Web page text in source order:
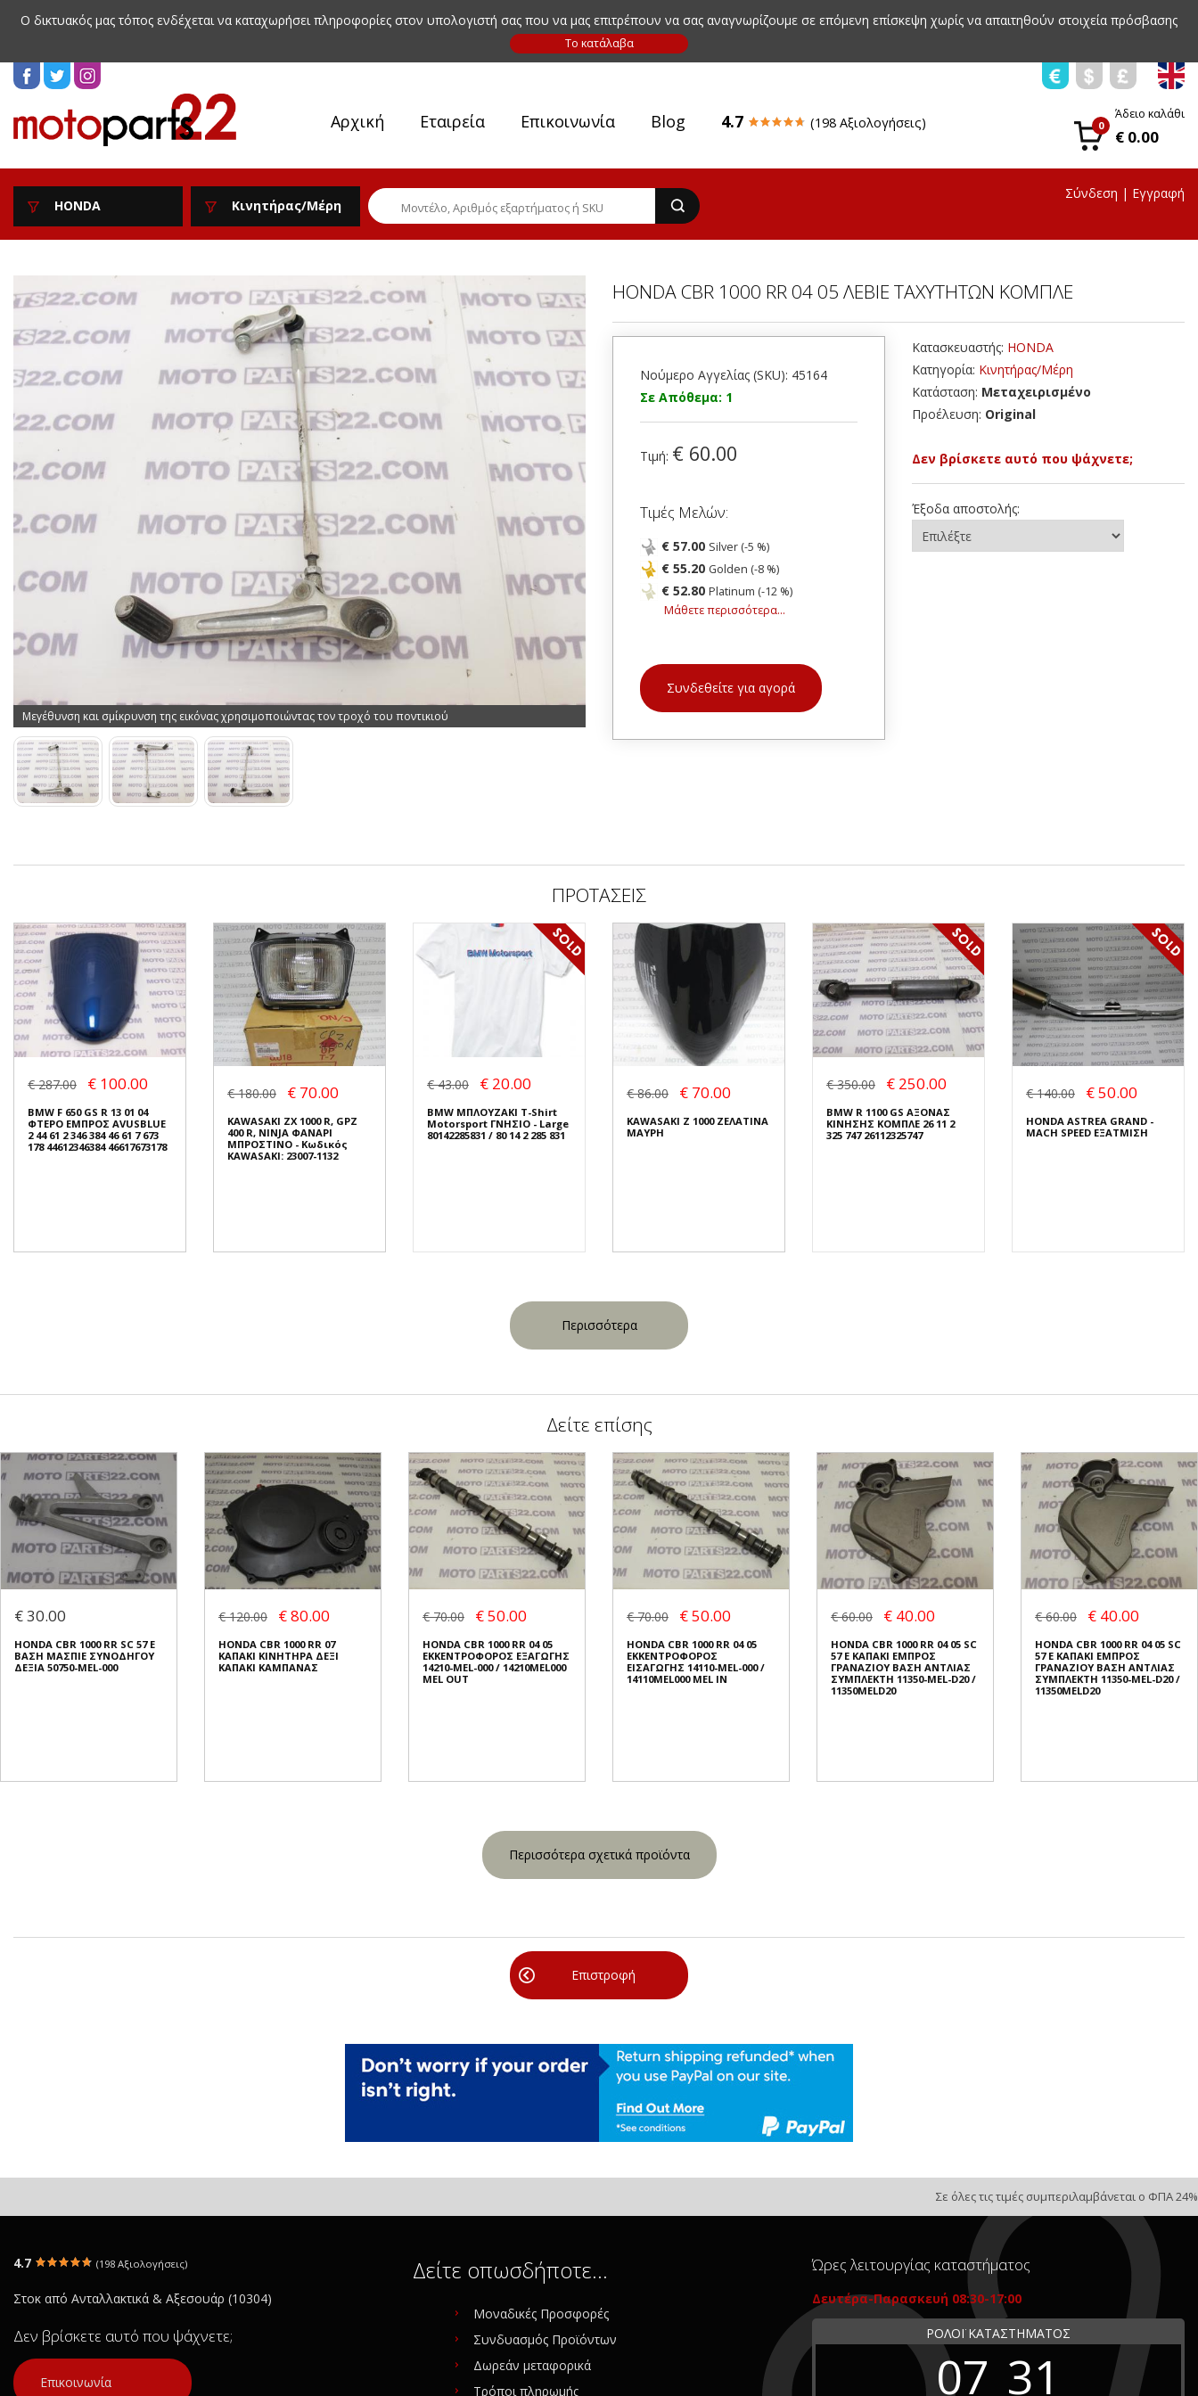
Ο δικτυακός μας τόπος ενδέχεται να καταχωρήσει πληροφορίες στον υπολογιστή σας που να μας επιτρέπουν να σας αναγνωρίζουμε σε επόμενη επίσκεψη χωρίς να απαιτηθούν στοιχεία πρόσβασης
Αρχική Εταιρεία Επικοινωνία Blog 4.7 (198 Αξιολογήσεις) 0
Άδειο καλάθι
€ 0.00
HONDA Κινητήρας/Μέρη
Σύνδεση | Εγγραφή
Μεγέθυνση και σμίκρυνση της εικόνας χρησιμοποιώντας τον τροχό του ποντικιού
HONDA CBR 1000 RR 04 05 ΛΕΒΙΕ ΤΑΧΥΤΗΤΩΝ ΚΟΜΠΛΕ
Νούμερο Αγγελίας (SKU): 45164
Σε Απόθεμα: 1
Τιμή: € 60.00
Τιμές Μελών:
€ 57.00 Silver (-5 %)
€ 55.20 Golden (-8 %)
€ 52.80 Platinum (-12 %)
Μάθετε περισσότερα...
Συνδεθείτε για αγορά
Κατασκευαστής: HONDA
Κατηγορία: Κινητήρας/Μέρη
Κατάσταση: Μεταχειρισμένο
Προέλευση: Original
Δεν βρίσκετε αυτό που ψάχνετε;
Έξοδα αποστολής:
ΠΡΟΤΑΣΕΙΣ
€ 287.00 € 100.00
BMW F 650 GS R 13 01 04
ΦΤΕΡΟ ΕΜΠΡΟΣ AVUSBLUE
2 44 61 2 346 384 46 61 7 673
178 44612346384 46617673178
€ 180.00 € 70.00
KAWASAKI ZX 1000 R, GPZ
400 R, NINJA ΦΑΝΑΡΙ
ΜΠΡΟΣΤΙΝΟ - Κωδικός
KAWASAKI: 23007-1132
€ 43.00 € 20.00
BMW ΜΠΛΟΥΖΑΚΙ T-Shirt
Motorsport ΓΝΗΣΙΟ - Large
80142285831 / 80 14 2 285 831
€ 86.00 € 70.00
KAWASAKI Z 1000 ΖΕΛΑΤΙΝΑ
ΜΑΥΡΗ
€ 350.00 € 250.00
BMW R 1100 GS ΑΞΟΝΑΣ
ΚΙΝΗΣΗΣ ΚΟΜΠΛΕ 26 11 2
325 747 26112325747
€ 140.00 € 50.00
HONDA ASTREA GRAND -
MACH SPEED ΕΞΑΤΜΙΣΗ
Περισσότερα
Δείτε επίσης
€ 30.00
HONDA CBR 1000 RR SC 57 E
ΒΑΣΗ ΜΑΣΠΙΕ ΣΥΝΟΔΗΓΟΥ
ΔΕΞΙΑ 50750-MEL-000
€ 120.00 € 80.00
HONDA CBR 1000 RR 07
ΚΑΠΑΚΙ ΚΙΝΗΤΗΡΑ ΔΕΞΙ
ΚΑΠΑΚΙ ΚΑΜΠΑΝΑΣ
€ 70.00 € 50.00
HONDA CBR 1000 RR 04 05
ΕΚΚΕΝΤΡΟΦΟΡΟΣ ΕΞΑΓΩΓΗΣ
14210-MEL-000 / 14210MEL000
MEL OUT
€ 70.00 € 50.00
HONDA CBR 1000 RR 04 05
ΕΚΚΕΝΤΡΟΦΟΡΟΣ
ΕΙΣΑΓΩΓΗΣ 14110-MEL-000 /
14110MEL000 MEL IN
€ 60.00 € 40.00
HONDA CBR 1000 RR 04 05 SC
57 E ΚΑΠΑΚΙ ΕΜΠΡΟΣ
ΓΡΑΝΑΖΙΟΥ ΒΑΣΗ ΑΝΤΛΙΑΣ
ΣΥΜΠΛΕΚΤΗ 11350-MEL-D20 /
11350MELD20
€ 60.00 € 40.00
HONDA CBR 1000 RR 04 05 SC
57 E ΚΑΠΑΚΙ ΕΜΠΡΟΣ
ΓΡΑΝΑΖΙΟΥ ΒΑΣΗ ΑΝΤΛΙΑΣ
ΣΥΜΠΛΕΚΤΗ 11350-MEL-D20 /
11350MELD20
Περισσότερα σχετικά προϊόντα
Επιστροφή
Σε όλες τις τιμές συμπεριλαμβάνεται ο ΦΠΑ 24%
4.7 (198 Αξιολογήσεις)
Στοκ από Ανταλλακτικά & Αξεσουάρ (10304)
Δεν βρίσκετε αυτό που ψάχνετε;
Επικοινωνία
Δείτε οπωσδήποτε…
Μοναδικές Προσφορές
Συνδυασμός Προϊόντων
Δωρεάν μεταφορικά
Τρόποι πληρωμής
Ώρες λειτουργίας καταστήματος
Δευτέρα-Παρασκευή 08:30-17:00
ΡΟΛΟΪ ΚΑΤΑΣΤΗΜΑΤΟΣ
07 31